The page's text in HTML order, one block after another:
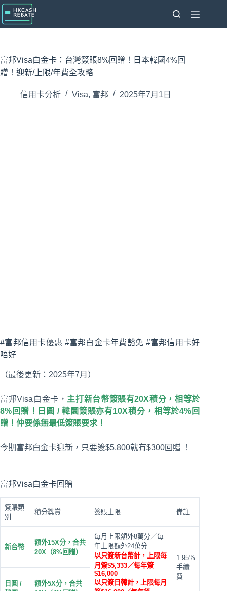
跳
至
主
內
容
富邦Visa白金卡：台灣簽賬8%回贈！日本韓國4%回
贈！迎新/上限/年費全攻略
信用卡分析 Visa, 富邦 2025年7月1日
#富邦信用卡優惠 #富邦白金卡年費豁免 #富邦信用卡好
唔好
（最後更新：2025年7月）
富邦Visa白金卡， 主打新台幣簽賬有20X積分，相等於
8%回贈！日圓 / 韓圜簽賬亦有10X積分，相等於4%回
贈！仲要係無最低簽賬要求！
今期富邦白金卡迎新，只要簽$5,800就有$300回贈 ！
富邦Visa白金卡回贈
簽賬類
別
積分獎賞 簽賬上限 備註
新台幣
額外15X分，合共
20X（8%回贈）
每月上限額外8萬分／每
年上限額外24萬分
以只簽新台幣計，上限每
月簽$5,333／每年簽
$16,000
以只簽日韓計，上限每月
1.95%
手續
費
日圓 /
額外5X分，合共